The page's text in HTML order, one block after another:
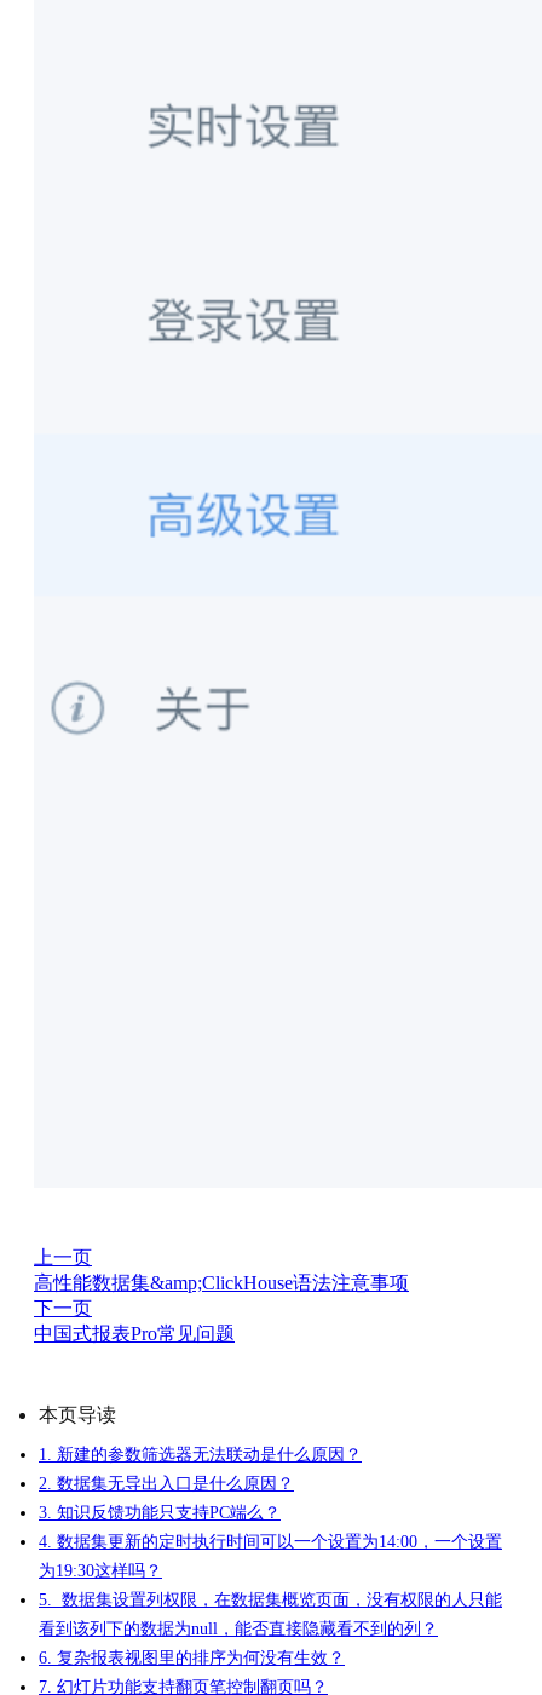
上一页
高性能数据集&amp;ClickHouse语法注意事项
下一页
中国式报表Pro常见问题
本页导读
1. 新建的参数筛选器无法联动是什么原因？
2. 数据集无导出入口是什么原因？
3. 知识反馈功能只支持PC端么？
4. 数据集更新的定时执行时间可以一个设置为14:00，一个设置
为19:30这样吗？
5. 数据集设置列权限，在数据集概览页面，没有权限的人只能
看到该列下的数据为null，能否直接隐藏看不到的列？
6. 复杂报表视图里的排序为何没有生效？
7. 幻灯片功能支持翻页笔控制翻页吗？